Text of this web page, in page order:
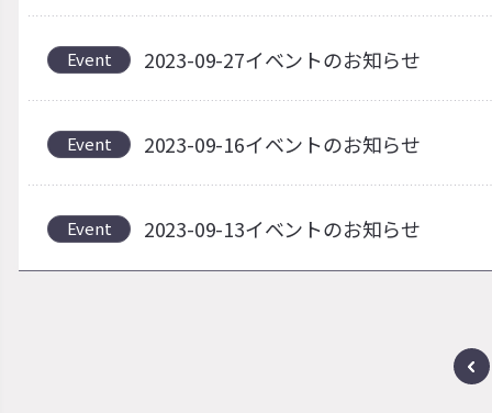
Event 2023-09-27イベントのお知らせ
Event 2023-09-16イベントのお知らせ
Event 2023-09-13イベントのお知らせ